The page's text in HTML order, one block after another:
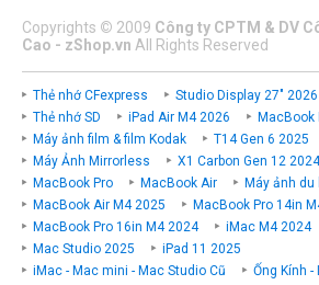
Copyrights © 2009 Công ty CPTM & DV
Cao - zShop.vn All Rights Reserved
Thẻ nhớ CFexpress Studio Display 27" 2026
Thẻ nhớ SD
iPad Air M4 2026
MacBook
Máy ảnh film & film Kodak
T14 Gen 6 2025
Máy Ảnh Mirrorless
X1 Carbon Gen 12 2024
MacBook Pro
MacBook Air
Máy ảnh
MacBook Air M4 2025
MacBook Pro 14in
MacBook Pro 16in M4 2024
iMac M4 2024
Mac Studio 2025
iPad 11 2025
iMac - Mac mini - Mac Studio Cũ
Ống Kính -